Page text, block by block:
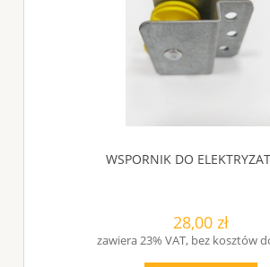
WSPORNIK DO
28,00 zł
zawiera 23% VAT, bez kosztów